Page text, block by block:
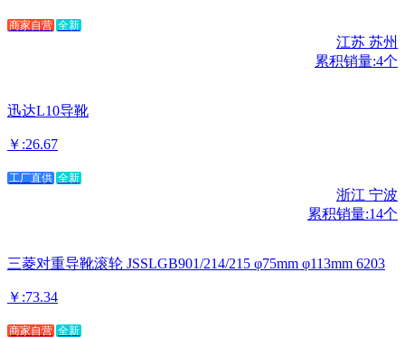
商家自营 全新
江苏 苏州
累积销量:4个
迅达L10导靴
￥:26.67
工厂直供 全新
浙江 宁波
累积销量:14个
三菱对重导靴滚轮 JSSLGB901/214/215 φ75mm φ113mm 6203
￥:73.34
商家自营 全新